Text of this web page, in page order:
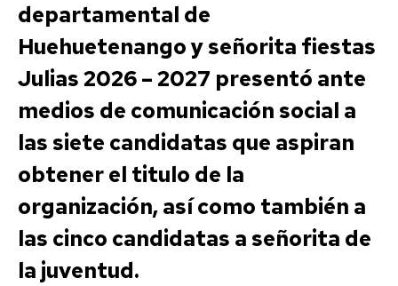
departamental de
Huehuetenango y señorita fiestas
Julias 2026 – 2027 presentó ante
medios de comunicación social a
las siete candidatas que aspiran
obtener el titulo de la
organización, así como también a
las cinco candidatas a señorita de
la juventud.